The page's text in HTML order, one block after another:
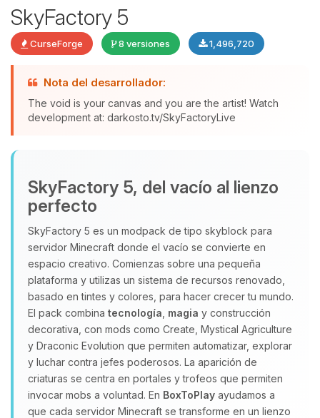
SkyFactory 5
CurseForge 8 versiones 1,496,720
Nota del desarrollador:
The void is your canvas and you are the artist! Watch
development at: darkosto.tv/SkyFactoryLive
SkyFactory 5, del vacío al lienzo
perfecto
SkyFactory 5 es un modpack de tipo skyblock para
servidor Minecraft donde el vacío se convierte en
espacio creativo. Comienzas sobre una pequeña
plataforma y utilizas un sistema de recursos renovado,
basado en tintes y colores, para hacer crecer tu mundo.
El pack combina tecnología magia y construcción
decorativa, con mods como Create, Mystical Agriculture
y Draconic Evolution que permiten automatizar, explorar
y luchar contra jefes poderosos. La aparición de
criaturas se centra en portales y trofeos que permiten
invocar mobs a voluntad. En BoxToPlay ayudamos a
que cada servidor Minecraft se transforme en un lienzo
que necesitas y moveré mis
pequenos circuitos para ayudarte.